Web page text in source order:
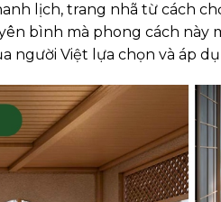
lịch, trang nhã từ cách
bình mà phong cách này
Việt lựa chọn và áp